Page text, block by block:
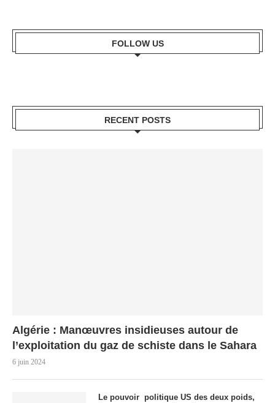
FOLLOW US
RECENT POSTS
Algérie : Manœuvres insidieuses autour de
l’exploitation du gaz de schiste dans le Sahara
6 juin 2024
Le pouvoir politique US des deux poids,